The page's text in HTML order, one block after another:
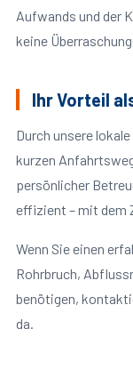
Aufwands und der
keine
Ihr Vorteil
Durch unsere
kurzen
persönlicher
effizient – mit dem
Wenn Sie einen
Rohrbruch,
benötigen,
da.